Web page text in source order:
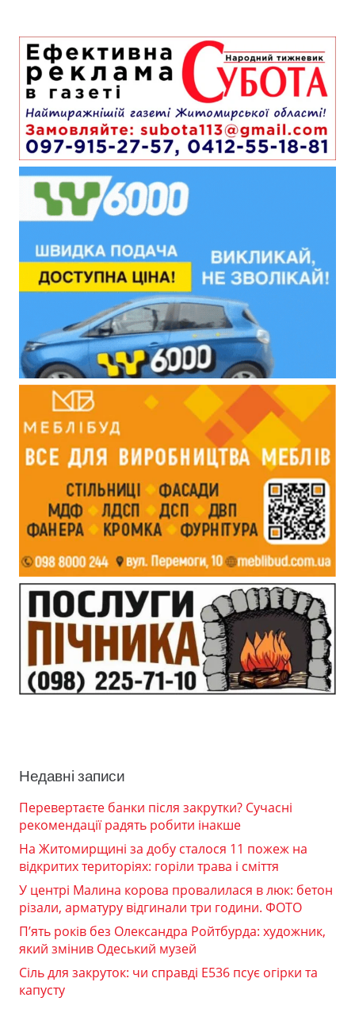
Недавні записи
Перевертаєте банки після закрутки? Сучасні
рекомендації радять робити інакше
На Житомирщині за добу сталося 11 пожеж на
відкритих територіях: горіли трава і сміття
У центрі Малина корова провалилася в люк: бетон
різали, арматуру відгинали три години. ФОТО
П’ять років без Олександра Ройтбурда: художник,
який змінив Одеський музей
Сіль для закруток: чи справді Е536 псує огірки та
капусту